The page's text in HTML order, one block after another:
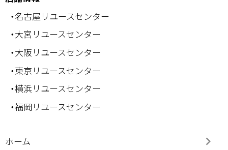
・名古屋リユースセンター
・大宮リユースセンター
・大阪リユースセンター
・東京リユースセンター
・横浜リユースセンター
・福岡リユースセンター
ホーム keyboard_arrow_right